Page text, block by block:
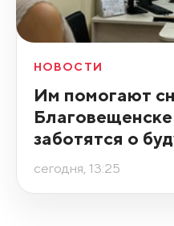
НОВОСТИ
Им помогают
заботятся о
сегодня, 13:25